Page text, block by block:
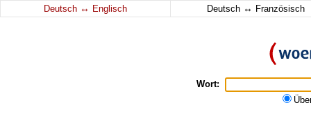
Deutsch ↔ Englisch Deutsch ↔ Französisch
Wort: